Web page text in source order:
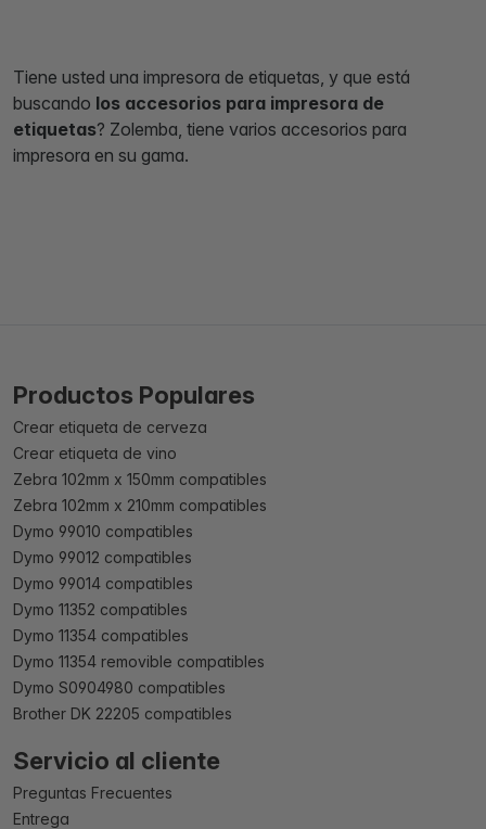
Tiene usted una impresora de etiquetas, y que está
buscando los accesorios para impresora de
etiquetas? Zolemba, tiene varios accesorios para
impresora en su gama.
Productos Populares
Crear etiqueta de cerveza
Crear etiqueta de vino
Zebra 102mm x 150mm compatibles
Zebra 102mm x 210mm compatibles
Dymo 99010 compatibles
Dymo 99012 compatibles
Dymo 99014 compatibles
Dymo 11352 compatibles
Dymo 11354 compatibles
Dymo 11354 removible compatibles
Dymo S0904980 compatibles
Brother DK 22205 compatibles
Servicio al cliente
Preguntas Frecuentes
Entrega